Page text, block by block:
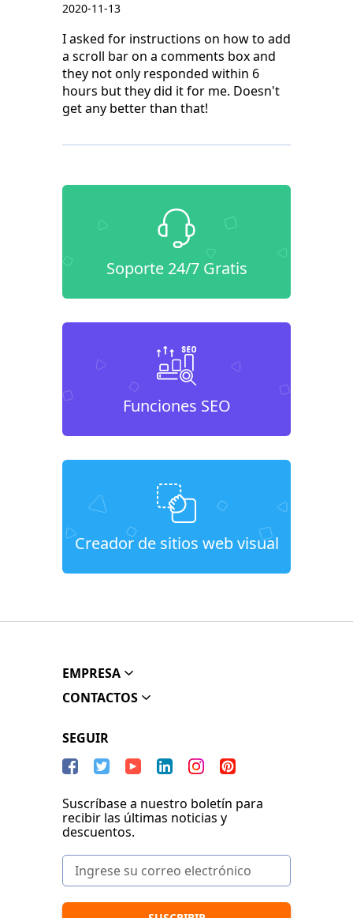
2020-11-13
I asked for instructions on how to add
a scroll bar on a comments box and
they not only responded within 6
hours but they did it for me. Doesn't
get any better than that!
Soporte 24/7 Gratis
Funciones SEO
Creador de sitios web visual
EMPRESA
CONTACTOS
SEGUIR
Suscríbase a nuestro boletín para
recibir las últimas noticias y
descuentos.